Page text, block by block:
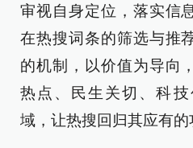
审视自身定位，落实信
在热搜词条的筛选与推
的机制，以价值为导向
热点、民生关切、科
域，让热搜回归其应有的